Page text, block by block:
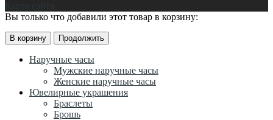
Карта сайта
Вы только что добавили этот товар в корзину:
В корзину Продолжить
Наручные часы
Мужские наручные часы
Женские наручные часы
Ювелирные украшения
Браслеты
Брошь